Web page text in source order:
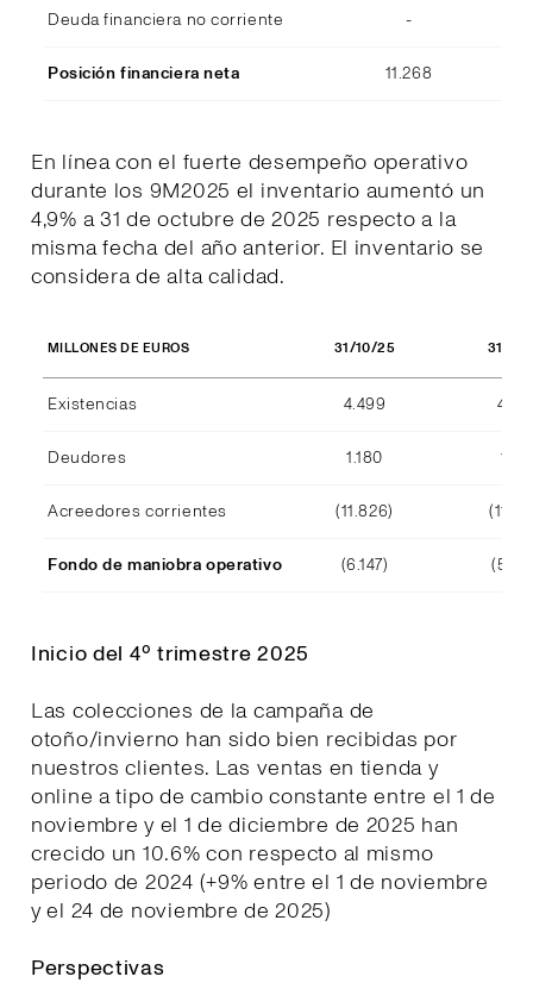
Deuda financiera no corriente -
Posición financiera neta 11.268
En línea con el fuerte desempeño operativo
durante los 9M2025 el inventario aumentó un
4,9% a 31 de octubre de 2025 respecto a la
misma fecha del año anterior. El inventario se
considera de alta calidad.
MILLONES DE EUROS 31/10/25 31/
Existencias 4.499
Deudores 1.180
Acreedores corrientes (11.826)
Fondo de maniobra operativo (6.147)
Inicio del 4º trimestre 2025
Las colecciones de la campaña de
otoño/invierno han sido bien recibidas por
nuestros clientes. Las ventas en tienda y
online a tipo de cambio constante entre el 1 de
noviembre y el 1 de diciembre de 2025 han
crecido un 10.6% con respecto al mismo
periodo de 2024 (+9% entre el 1 de noviembre
y el 24 de noviembre de 2025)
Perspectivas